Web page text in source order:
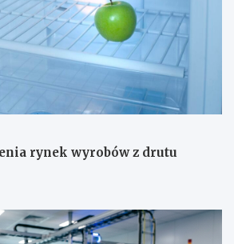
rynek wyrobów z drutu